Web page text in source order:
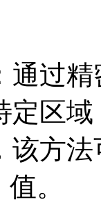
通过
定区
该方
。